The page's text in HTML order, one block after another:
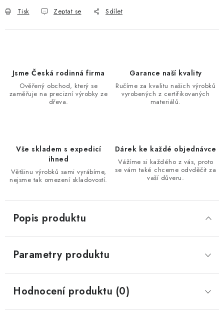
Tisk Zeptat se Sdílet
Jsme Česká rodinná firma
Ověřený obchod, který se
zaměřuje na precizní výrobky ze
dřeva.
Garance naší kvality
Ručíme za kvalitu našich výrobků
vyrobených z certifikovaných
materiálů.
Vše skladem s expedicí
ihned
Většinu výrobků sami vyrábíme,
nejsme tak omezení skladovostí.
Dárek ke každé objednávce
Vážíme si každého z vás, proto
se vám také chceme odvděčit za
vaší důveru.
Popis produktu
Parametry produktu
Hodnocení produktu (0)